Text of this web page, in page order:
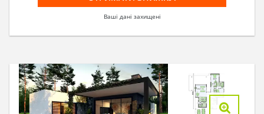
Ваші дані захищені